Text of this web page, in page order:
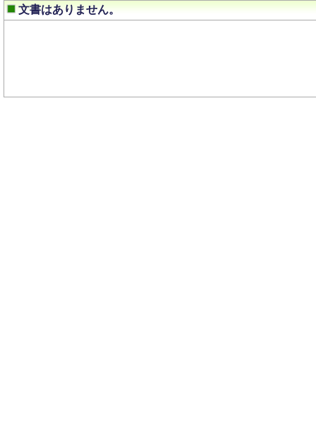
文書はありません。